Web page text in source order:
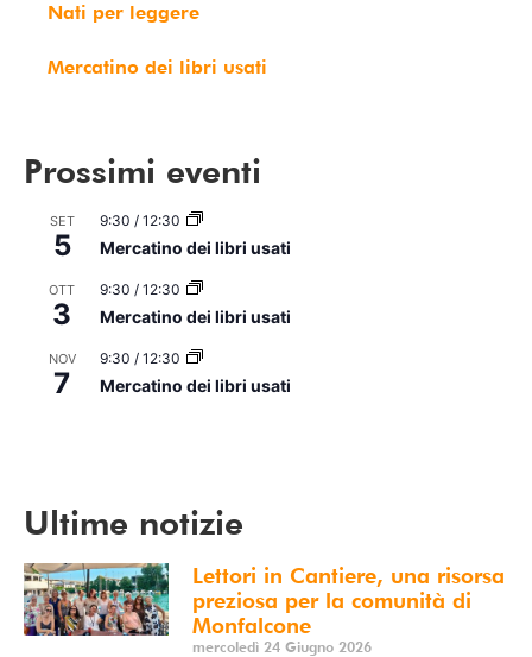
Nati per leggere
Mercatino dei libri usati
Prossimi eventi
SET
5
9:30 / 12:30
Mercatino dei libri usati
OTT
3
9:30 / 12:30
Mercatino dei libri usati
NOV
7
9:30 / 12:30
Mercatino dei libri usati
Ultime notizie
Lettori in Cantiere, una risorsa
preziosa per la comunità di
Monfalcone
mercoledì 24 Giugno 2026